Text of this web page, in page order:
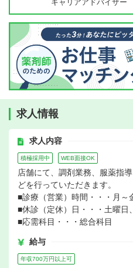
キャリアアドバイザー
求人情報
求人内容
積極採用中 WEB面接OK
店舗にて、調剤業務、服薬指
どを行っていただきます。
■診療（営業）時間・・・月～
■休診（定休）日・・・土曜日
■応需科目・・・総合科目
給与
年収700万円以上可